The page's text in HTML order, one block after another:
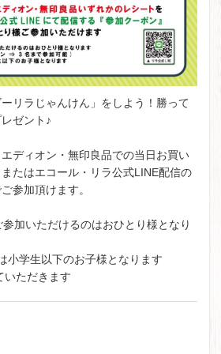
リラじゃんけん」をしよう！勝って
ゼント♪
ディオン・無印良品での当日お買い
たはエコール・リラ公式LINE配信の
参加頂けます。
加いただけるのはおひとり様となり
小学生以下のお子様となります
いただきます